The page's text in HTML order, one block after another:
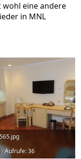
eine andere
in MNL
· Aufrufe: 36